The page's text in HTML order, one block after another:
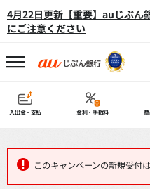
4月22日更新【重要】auじぶん
にご注意ください
入出金・支払 金利・手数料 商
このキャンペーンの新規受付